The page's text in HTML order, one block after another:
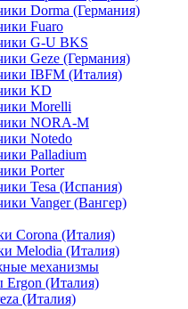
Dorma (Германия)
Fuaro
G-U BKS
Geze (Германия)
IBFM (Италия)
KD
Morelli
NORA-M
Notedo
Palladium
Porter
Tesa (Испания)
Vanger (Вангер)
Corona (Италия)
Melodia (Италия)
механизмы
Ergon (Италия)
(Италия)